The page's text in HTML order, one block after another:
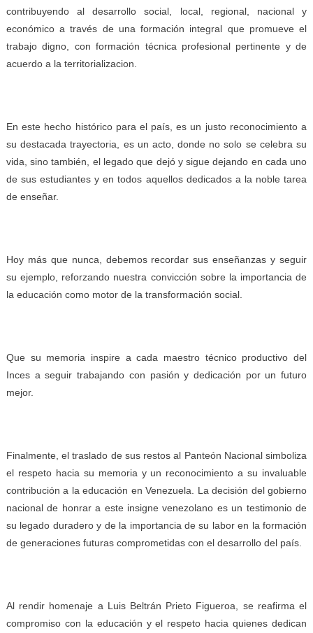
contribuyendo al desarrollo social, local, regional, nacional y
económico a través de una formación integral que promueve el
trabajo digno, con formación técnica profesional pertinente y de
acuerdo a la territorializacion.
En este hecho histórico para el país, es un justo reconocimiento a
su destacada trayectoria, es un acto, donde no solo se celebra su
vida, sino también, el legado que dejó y sigue dejando en cada uno
de sus estudiantes y en todos aquellos dedicados a la noble tarea
de enseñar.
Hoy más que nunca, debemos recordar sus enseñanzas y seguir
su ejemplo, reforzando nuestra convicción sobre la importancia de
la educación como motor de la transformación social.
Que su memoria inspire a cada maestro técnico productivo del
Inces a seguir trabajando con pasión y dedicación por un futuro
mejor.
Finalmente, el traslado de sus restos al Panteón Nacional simboliza
el respeto hacia su memoria y un reconocimiento a su invaluable
contribución a la educación en Venezuela. La decisión del gobierno
nacional de honrar a este insigne venezolano es un testimonio de
su legado duradero y de la importancia de su labor en la formación
de generaciones futuras comprometidas con el desarrollo del país.
Al rendir homenaje a Luis Beltrán Prieto Figueroa, se reafirma el
compromiso con la educación y el respeto hacia quienes dedican